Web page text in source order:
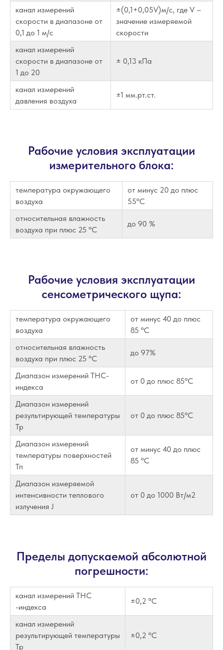
канал измерений
скорости в диапазоне от
0,1 до 1 м/с
±(0,1+0,05V)м/с, где V –
значение измеряемой
скорости
канал измерений
скорости в диапазоне от
1 до 20
± 0,13 кПа
канал измерений
давления воздуха
±1 мм.рт.ст.
Рабочие условия эксплуатации
измерительного блока:
температура окружающего
воздуха
от минус 20 до плюс
55ºС
относительная влажность
воздуха при плюс 25 ºС
до 90 %
Рабочие условия эксплуатации
сенсометрического щупа:
температура окружающего
воздуха
от минус 40 до плюс
85 ºС
относительная влажность
воздуха при плюс 25 ºС
до 97%
Диапазон измерений ТНС-
индекса
от 0 до плюс 85ºС
Диапазон измерений
результирующей температуры
Тр
от 0 до плюс 85ºС
Диапазон измерений
температуры поверхностей
Тп
от минус 40 до плюс
85 ºС
Диапазон измеряемой
интенсивности теплового
излучения J
от 0 до 1000 Вт/м2
Пределы допускаемой абсолютной
погрешности:
канал измерений ТНС
-индекса
±0,2 ºС
канал измерений
результирующей температуры
Тр
±0,2 ºС